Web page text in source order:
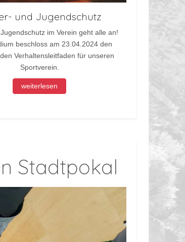
und Jugendschutz
im Verein geht alle an!
beschloss am 23.04.2024 den
Verhaltensleitfaden für unseren
Sportverein.
weiterlesen
Stadtpokal